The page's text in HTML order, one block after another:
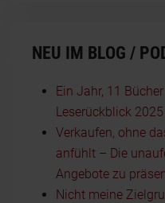
NEU IM BLOG /
Ein Jahr, 11
Leserückblick 2025
Verkaufen, ohne
anfühlt – Die
Angebote zu
Nicht meine